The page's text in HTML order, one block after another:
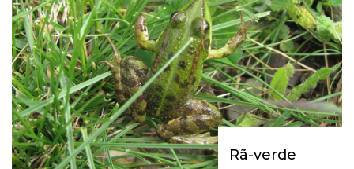
Rã-verde